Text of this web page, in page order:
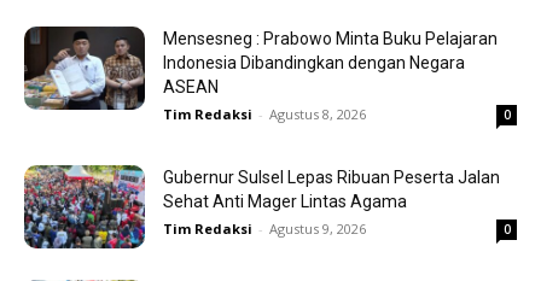
Mensesneg : Prabowo Minta Buku Pelajaran
Indonesia Dibandingkan dengan Negara
ASEAN
Tim Redaksi - Agustus 8, 2026 0
Gubernur Sulsel Lepas Ribuan Peserta Jalan
Sehat Anti Mager Lintas Agama
Tim Redaksi - Agustus 9, 2026 0